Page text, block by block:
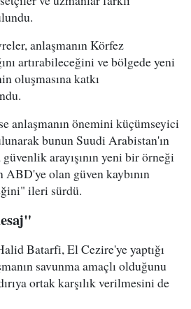
anlaşmanın Körfez
artırabileceğini ve bölgede yeni
oluşmasına katkı
anlaşmanın önemini küçümseyici
bunun Suudi Arabistan'ın
güvenlik arayışının yeni bir örneği
olan güven kaybının
ileri sürdü.
Batarfi, El Cezire'ye yaptığı
savunma amaçlı olduğunu
ortak karşılık verilmesini de